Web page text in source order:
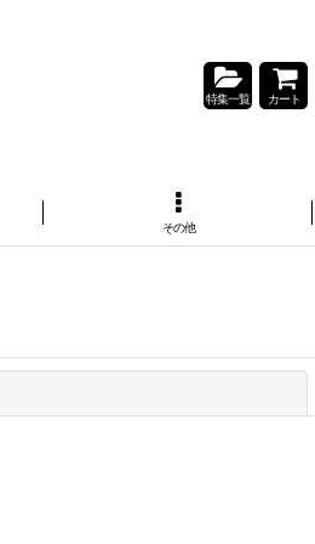
特集一覧 カート
その他